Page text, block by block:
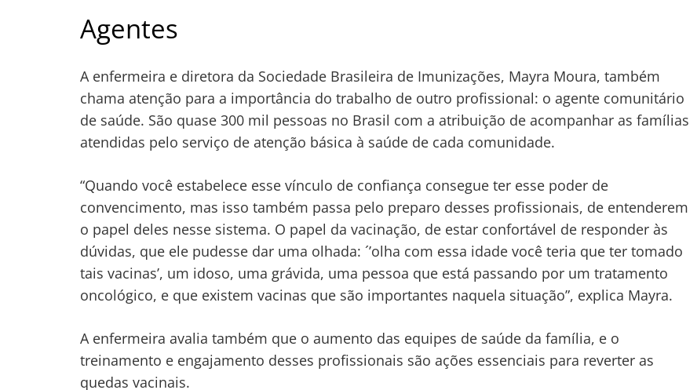
Agentes
A enfermeira e diretora da Sociedade Brasileira de Imunizações, Mayra Moura, também
chama atenção para a importância do trabalho de outro profissional: o agente comunitário
de saúde. São quase 300 mil pessoas no Brasil com a atribuição de acompanhar as famílias
atendidas pelo serviço de atenção básica à saúde de cada comunidade.
“Quando você estabelece esse vínculo de confiança consegue ter esse poder de
convencimento, mas isso também passa pelo preparo desses profissionais, de entenderem
o papel deles nesse sistema. O papel da vacinação, de estar confortável de responder às
dúvidas, que ele pudesse dar uma olhada: ´’olha com essa idade você teria que ter tomado
tais vacinas’, um idoso, uma grávida, uma pessoa que está passando por um tratamento
oncológico, e que existem vacinas que são importantes naquela situação”, explica Mayra.
A enfermeira avalia também que o aumento das equipes de saúde da família, e o
treinamento e engajamento desses profissionais são ações essenciais para reverter as
quedas vacinais.